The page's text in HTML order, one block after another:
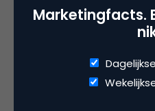
keer. Ik geloof niet meer
zijn allemaal mensen die
zien of waar ze wonen,
Marketingfacts.